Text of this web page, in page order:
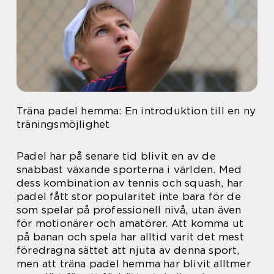
Träna padel hemma: En introduktion till en ny
träningsmöjlighet
Padel har på senare tid blivit en av de
snabbast växande sporterna i världen. Med
dess kombination av tennis och squash, har
padel fått stor popularitet inte bara för de
som spelar på professionell nivå, utan även
för motionärer och amatörer. Att komma ut
på banan och spela har alltid varit det mest
föredragna sättet att njuta av denna sport,
men att träna padel hemma har blivit alltmer